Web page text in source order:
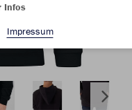
Infos
Impressum